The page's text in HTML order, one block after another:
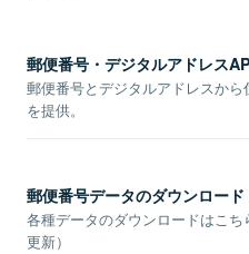
郵便番号・デジタルアドレス
郵便番号とデジタルアドレスか
を提供。
郵便番号データのダウンロード
各種データのダウンロードはこち
更新）